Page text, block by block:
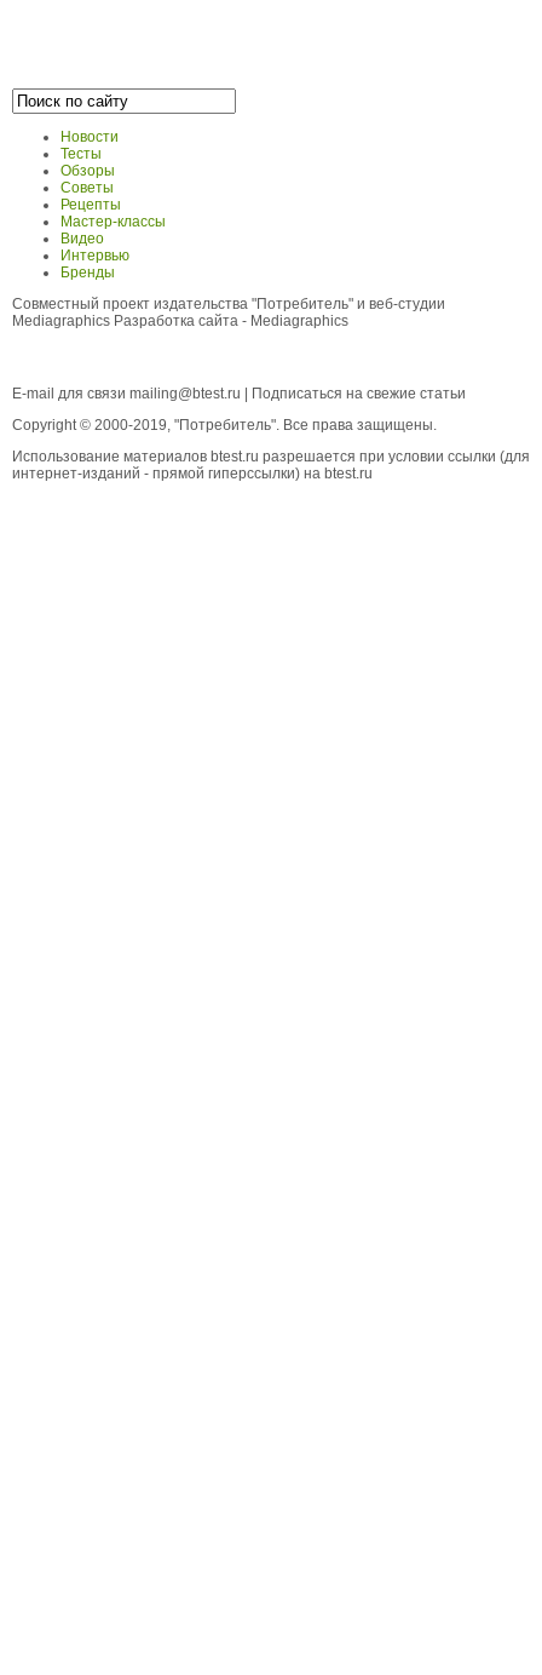
Новости
Тесты
Обзоры
Советы
Рецепты
Мастер-классы
Видео
Интервью
Бренды
Совместный проект издательства "Потребитель" и веб-студии
Mediagraphics Разработка сайта - Mediagraphics
E-mail для связи mailing@btest.ru
Подписаться на свежие статьи
Copyright © 2000-2019, "Потребитель". Все права защищены.
Использование материалов btest.ru разрешается при условии ссылки (для
интернет-изданий - прямой гиперссылки) на btest.ru